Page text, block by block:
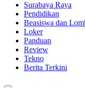
Surabaya Raya
Pendidikan
Beasiswa dan
Loker
Panduan
Review
Tekno
Berita Terkini